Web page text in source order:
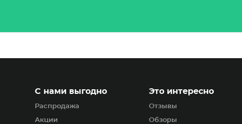
С нами выгодно
Распродажа
Акции
Это интересно
Отзывы
Обзоры